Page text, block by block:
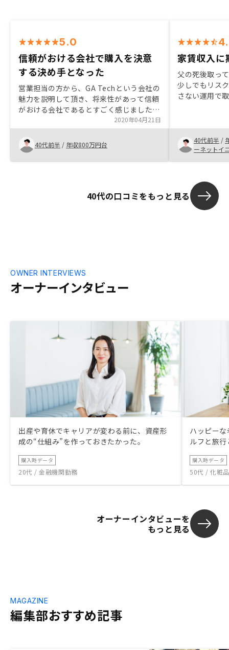
5.0
信頼がおける会社で購入を決意
する決め手となった
営業担当の方から、GA Techという会社の
魅力を説明して頂き、将来性があって信頼
がおける会社であるとすごく感じました。
ですので、ご紹介頂いた物件を決める時
も、それを信じて購入を決意する事ができ
ました。有料でもいいので、確定申告する
ための帳簿をつけるツール(弥生会計みた
いなもので不動産投資に特化したもの)の
2020年04月21日
40代前半 / 年収800万円台
家賃収入に
父の死後取っ
少しでもリス
さない運用で
えて行動しな
ーの説明を受
理をお任せで
ので最悪他の
る事 この辺
にしました。
の見本は欲し
40代前半 /
ーネットイ
40代の口コミをもっと見る
オーナーインタビュー
OWNER INTERVIEWS
出産や育休でキャリアが変わる前に、資産形
成の“仕組み”を作っておきたかった。
購入時データ
20代 / 金融機関勤務
ハッピー
ルフと旅
購入時データ
50代 / 化粧
オーナーインタビューを
もっと見る
編集部おすすめ記事
MAGAZINE